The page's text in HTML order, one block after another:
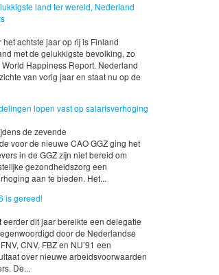
land ter wereld, Nederland
achtste jaar op rij is Finland
met de gelukkigste bevolking, zo
Happiness Report. Nederland
van vorig jaar en staat nu op de
lopen vast op salarisverhoging
de zevende
voor de nieuwe CAO GGZ ging het
in de GGZ zijn niet bereid om
gezondheidszorg een
aan te bieden. Het...
is gereed!
dit jaar bereikte een delegatie
door de Nederlandse
CNV, FBZ en NU’91 een
over nieuwe arbeidsvoorwaarden
De...